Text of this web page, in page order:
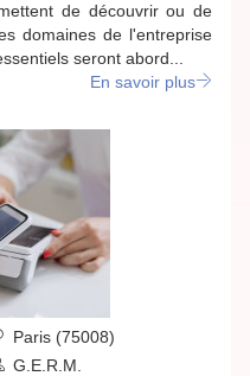
de découvrir ou de
domaines de l'entreprise
seront abord...
En savoir plus
Paris (75008)
G.E.R.M.